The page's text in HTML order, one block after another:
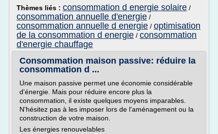
Thèmes liés : consommation d energie solaire /
consommation annuelle d'energie /
consommation annuelle d energie / optimisation
de la consommation d energie / consommation
d'energie chauffage
Consommation maison passive: réduire la
consommation d ...
Une maison passive permet une économie considérable
d'énergie. Mais pour réduire encore plus la
consommation, il existe quelques moyens imparables.
N'hésitez pas à les imposer lors de l'aménagement ou la
construction de votre maison.
Les énergies renouvelables